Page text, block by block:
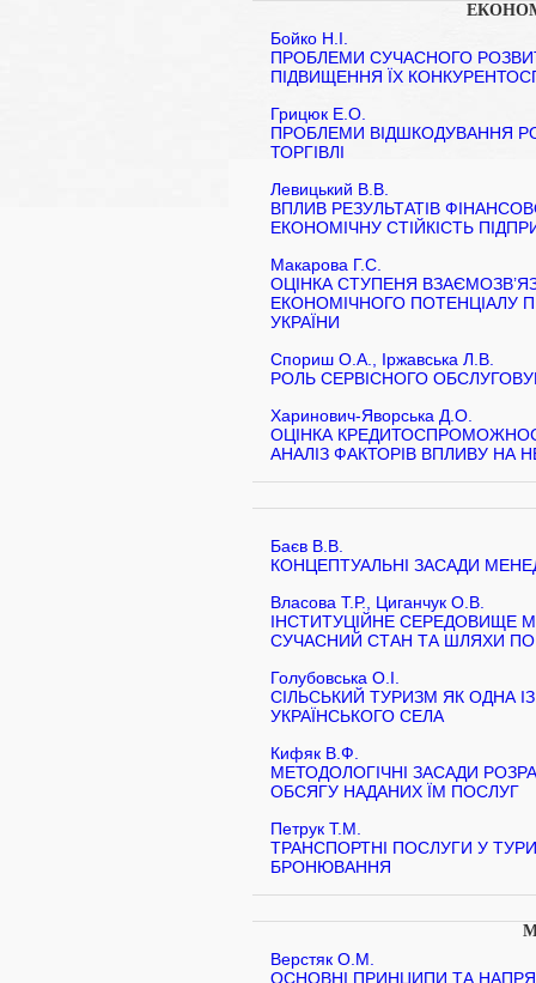
Бойко Н.І.
ПРОБЛЕМИ СУЧАСНОГО
ПІДВИЩЕННЯ ЇХ
Грицюк Е.О.
ПРОБЛЕМИ ВІДШКОДУВАННЯ
ТОРГІВЛІ
Левицький В.В.
ВПЛИВ РЕЗУЛЬТАТІВ
ЕКОНОМІЧНУ СТІЙКІСТЬ
Макарова Г.С.
ОЦІНКА СТУПЕНЯ
ЕКОНОМІЧНОГО ПОТЕНЦІАЛУ
УКРАЇНИ
Спориш О.А., Іржавська Л.В.
РОЛЬ СЕРВІСНОГО
Харинович-Яворська Д.О.
ОЦІНКА
АНАЛІЗ ФАКТОРІВ ВПЛИВУ НА
Баєв В.В.
КОНЦЕПТУАЛЬНІ ЗАСАДИ
Власова Т.Р., Циганчук О.В.
ІНСТИТУЦІЙНЕ СЕРЕДОВИЩЕ
СУЧАСНИЙ СТАН ТА ШЛЯХИ
Голубовська О.І.
СІЛЬСЬКИЙ ТУРИЗМ ЯК ОДНА
УКРАЇНСЬКОГО СЕЛА
Кифяк В.Ф.
МЕТОДОЛОГІЧНІ ЗАСАДИ
ОБСЯГУ НАДАНИХ ЇМ ПОСЛУГ
Петрук Т.М.
ТРАНСПОРТНІ ПОСЛУГИ У
БРОНЮВАННЯ
Верстяк О.М.
ОСНОВНІ ПРИНЦИПИ ТА